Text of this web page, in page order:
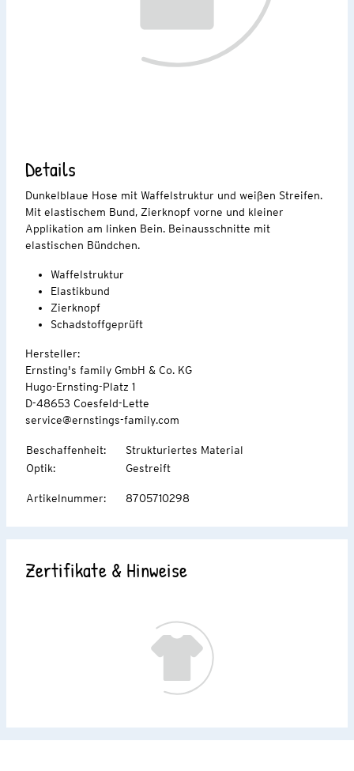
Details
Dunkelblaue Hose mit Waffelstruktur und weißen Streifen.
Mit elastischem Bund, Zierknopf vorne und kleiner
Applikation am linken Bein. Beinausschnitte mit
elastischen Bündchen.
Waffelstruktur
Elastikbund
Zierknopf
Schadstoffgeprüft
Hersteller:
Ernsting's family GmbH & Co. KG
Hugo-Ernsting-Platz 1
D-48653 Coesfeld-Lette
service@ernstings-family.com
Beschaffenheit:
Strukturiertes Material
Optik: Gestreift
Artikelnummer: 8705710298
Zertifikate & Hinweise